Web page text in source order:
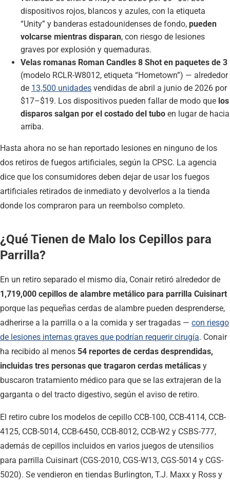
dispositivos rojos, blancos y azules, con la etiqueta
“Unity” y banderas estadounidenses de fondo, pueden
volcarse mientras disparan, con riesgo de lesiones
graves por explosión y quemaduras.
Velas romanas Roman Candles 8 Shot en paquetes de 3
(modelo RCLR-W8012, etiqueta “Hometown”) — alrededor
de 13,500 unidades vendidas de abril a junio de 2026 por
$17–$19. Los dispositivos pueden fallar de modo que los
disparos salgan por el costado del tubo en lugar de hacia
arriba.
Hasta ahora no se han reportado lesiones en ninguno de los
dos retiros de fuegos artificiales, según la CPSC. La agencia
dice que los consumidores deben dejar de usar los fuegos
artificiales retirados de inmediato y devolverlos a la tienda
donde los compraron para un reembolso completo.
¿Qué Tienen de Malo los Cepillos para
Parrilla?
En un retiro separado el mismo día, Conair retiró alrededor de
1,719,000 cepillos de alambre metálico para parrilla Cuisinart
porque las pequeñas cerdas de alambre pueden desprenderse,
adherirse a la parrilla o a la comida y ser tragadas — con riesgo
de lesiones internas graves que podrían requerir cirugía. Conair
ha recibido al menos 54 reportes de cerdas desprendidas,
incluidas tres personas que tragaron cerdas metálicas y
buscaron tratamiento médico para que se las extrajeran de la
garganta o del tracto digestivo, según el aviso de retiro.
El retiro cubre los modelos de cepillo CCB-100, CCB-4114, CCB-
4125, CCB-5014, CCB-6450, CCB-8012, CCB-W2 y CSBS-777,
además de cepillos incluidos en varios juegos de utensilios
para parrilla Cuisinart (CGS-2010, CGS-W13, CGS-5014 y CGS-
5020). Se vendieron en tiendas Burlington, T.J. Maxx y Ross y